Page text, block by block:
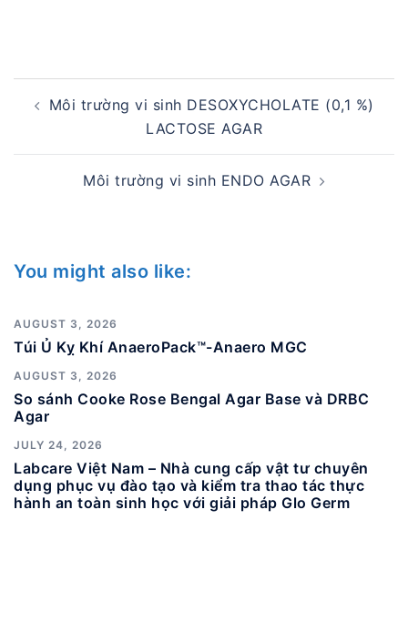
navigation
Môi trường vi sinh DESOXYCHOLATE (0,1 %)
LACTOSE AGAR
Môi trường vi sinh ENDO AGAR
You might also like:
AUGUST 3, 2026
Túi Ủ Kỵ Khí AnaeroPack™-Anaero MGC
AUGUST 3, 2026
So sánh Cooke Rose Bengal Agar Base và DRBC
Agar
JULY 24, 2026
Labcare Việt Nam – Nhà cung cấp vật tư chuyên
dụng phục vụ đào tạo và kiểm tra thao tác thực
hành an toàn sinh học với giải pháp Glo Germ